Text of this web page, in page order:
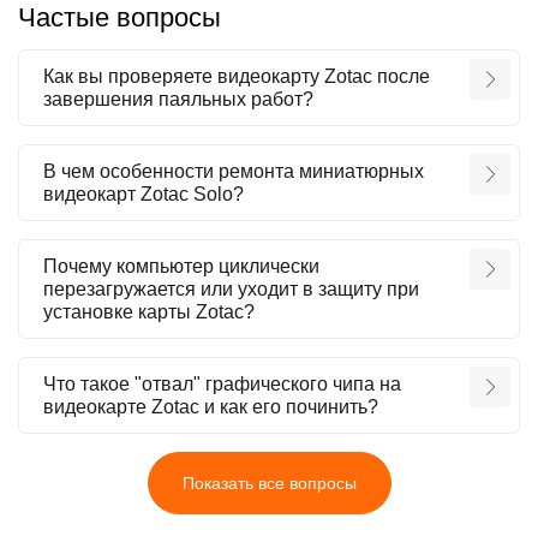
Частые вопросы
Как вы проверяете видеокарту Zotac после
завершения паяльных работ?
В чем особенности ремонта миниатюрных
видеокарт Zotac Solo?
Почему компьютер циклически
перезагружается или уходит в защиту при
установке карты Zotac?
Что такое "отвал" графического чипа на
видеокарте Zotac и как его починить?
Показать все вопросы